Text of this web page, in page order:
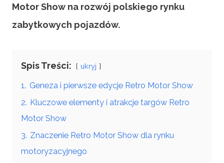
Motor Show na rozwój polskiego rynku
zabytkowych pojazdów.
Spis Treści: ukryj
1. Geneza i pierwsze edycje Retro Motor Show
2. Kluczowe elementy i atrakcje targów Retro
Motor Show
3. Znaczenie Retro Motor Show dla rynku
motoryzacyjnego